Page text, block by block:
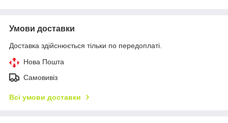
Умови доставки
Доставка здійснюється тільки по передоплаті.
Нова Пошта
Самовивіз
Всі умови доставки